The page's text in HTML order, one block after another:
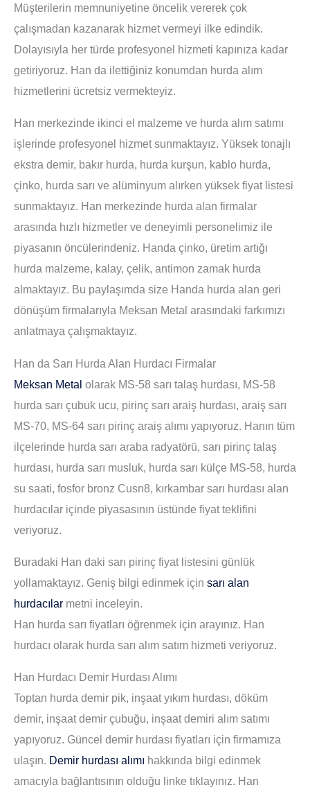
Müşterilerin memnuniyetine öncelik vererek çok
çalışmadan kazanarak hizmet vermeyi ilke edindik.
Dolayısıyla her türde profesyonel hizmeti kapınıza kadar
getiriyoruz. Han da ilettiğiniz konumdan hurda alım
hizmetlerini ücretsiz vermekteyiz.
Han merkezinde ikinci el malzeme ve hurda alım satımı
işlerinde profesyonel hizmet sunmaktayız. Yüksek tonajlı
ekstra demir, bakır hurda, hurda kurşun, kablo hurda,
çinko, hurda sarı ve alüminyum alırken yüksek fiyat listesi
sunmaktayız. Han merkezinde hurda alan firmalar
arasında hızlı hizmetler ve deneyimli personelimiz ile
piyasanın öncülerindeniz. Handa çinko, üretim artığı
hurda malzeme, kalay, çelik, antimon zamak hurda
almaktayız. Bu paylaşımda size Handa hurda alan geri
dönüşüm firmalarıyla Meksan Metal arasındaki farkımızı
anlatmaya çalışmaktayız.
Han da Sarı Hurda Alan Hurdacı Firmalar
Meksan Metal olarak MS-58 sarı talaş hurdası, MS-58
hurda sarı çubuk ucu, pirinç sarı araiş hurdası, araiş sarı
MS-70, MS-64 sarı pirinç araiş alımı yapıyoruz. Hanın tüm
ilçelerinde hurda sarı araba radyatörü, sarı pirinç talaş
hurdası, hurda sarı musluk, hurda sarı külçe MS-58, hurda
su saati, fosfor bronz Cusn8, kırkambar sarı hurdası alan
hurdacılar içinde piyasasının üstünde fiyat teklifini
veriyoruz.
Buradaki Han daki sarı pirinç fiyat listesini günlük
yollamaktayız. Geniş bilgi edinmek için sarı alan
hurdacılar metni inceleyin.
Han hurda sarı fiyatları öğrenmek için arayınız. Han
hurdacı olarak hurda sarı alım satım hizmeti veriyoruz.
Han Hurdacı Demir Hurdası Alımı
Toptan hurda demir pik, inşaat yıkım hurdası, döküm
demir, inşaat demir çubuğu, inşaat demiri alım satımı
yapıyoruz. Güncel demir hurdası fiyatları için firmamıza
ulaşın. Demir hurdası alımı hakkında bilgi edinmek
amacıyla bağlantısının olduğu linke tıklayınız. Han